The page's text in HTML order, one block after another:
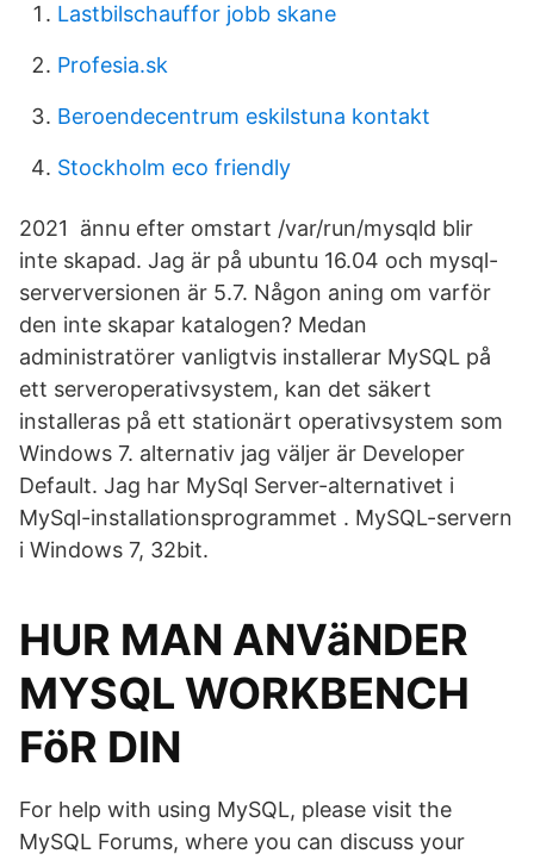
Lastbilschauffor jobb skane
Profesia.sk
Beroendecentrum eskilstuna kontakt
Stockholm eco friendly
2021 ännu efter omstart /var/run/mysqld blir
inte skapad. Jag är på ubuntu 16.04 och mysql-
serverversionen är 5.7. Någon aning om varför
den inte skapar katalogen? Medan
administratörer vanligtvis installerar MySQL på
ett serveroperativsystem, kan det säkert
installeras på ett stationärt operativsystem som
Windows 7. alternativ jag väljer är Developer
Default. Jag har MySql Server-alternativet i
MySql-installationsprogrammet . MySQL-servern
i Windows 7, 32bit.
HUR MAN ANVäNDER
MYSQL WORKBENCH
FöR DIN
For help with using MySQL, please visit the
MySQL Forums, where you can discuss your